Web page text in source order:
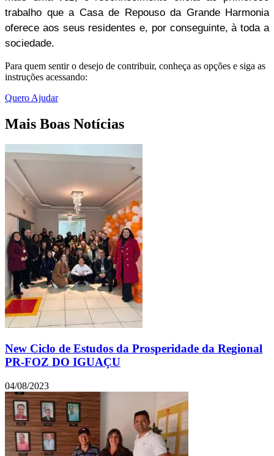
trabalho que a Casa de Repouso da Grande Harmonia
oferece aos seus residentes e, por conseguinte, à toda a
sociedade.
Para quem sentir o desejo de contribuir, conheça as opções e siga as
instruções acessando:
Quero Ajudar
Mais Boas Notícias
New Ciclo de Estudos da Prosperidade da Regional
PR-FOZ DO IGUAÇU
04/08/2023